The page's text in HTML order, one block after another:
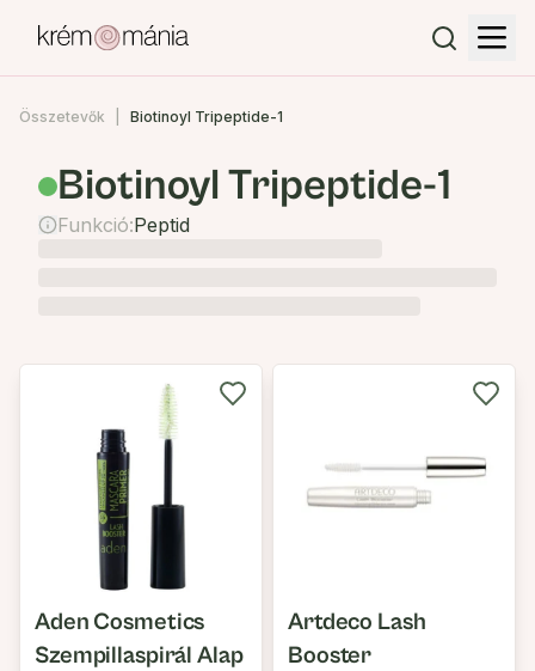
Összetevők Biotinoyl Tripeptide-1
Biotinoyl Tripeptide-1
Funkció:Peptid
Aden Cosmetics
Szempillaspirál Alap
Artdeco Lash
Booster